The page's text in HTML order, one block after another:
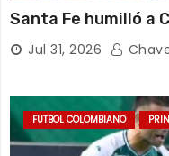
Santa Fe humilló a
Jul 31, 2026
FUTBOL COLOMBIANO